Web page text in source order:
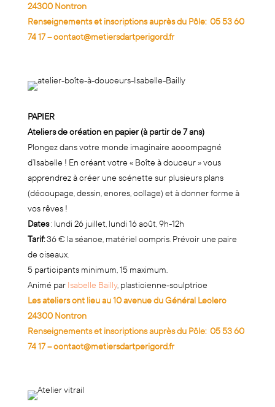
24300 Nontron
Renseignements et inscriptions auprès du Pôle: 05 53 60
74 17–contact@metiersdartperigord.fr
PAPIER
Ateliers de création en papier (à partir de 7 ans)
Plongez dans votre monde imaginaire accompagné
d’Isabelle ! En créant votre « Boîte à douceur » vous
apprendrez à créer une scénette sur plusieurs plans
(découpage, dessin, encres, collage) et à donner forme à
vos rêves !
Dates: lundi 26 juillet, lundi 16 août, 9h-12h
Tarif:36 € la séance, matériel compris. Prévoir une paire
de ciseaux.
5 participants minimum, 15 maximum.
Animé par Isabelle Bailly, plasticienne-sculptrice
Les ateliers ont lieu au 10 avenue du Général Leclerc
24300 Nontron
Renseignements et inscriptions auprès du Pôle: 05 53 60
74 17–contact@metiersdartperigord.fr